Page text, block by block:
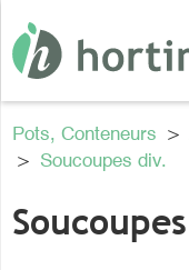
Pots, Conteneurs >
> Soucoupes div.